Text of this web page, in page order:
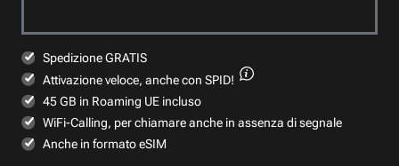
Spedizione GRATIS
Attivazione veloce, anche con SPID!
45 GB in Roaming UE incluso
WiFi-Calling, per chiamare anche in assenza di segnale
Anche in formato eSIM